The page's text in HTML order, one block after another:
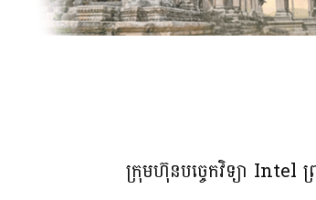
ក្រុមហ៊ុនបច្ចេកវិទ្យា Intel